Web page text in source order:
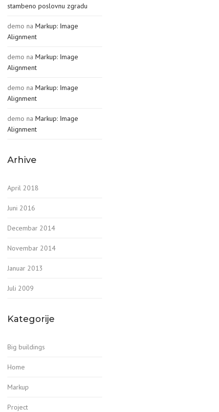
stambeno poslovnu zgradu
demo na Markup: Image
Alignment
demo na Markup: Image
Alignment
demo na Markup: Image
Alignment
demo na Markup: Image
Alignment
Arhive
April 2018
Juni 2016
Decembar 2014
Novembar 2014
Januar 2013
Juli 2009
Kategorije
Big buildings
Home
Markup
Project